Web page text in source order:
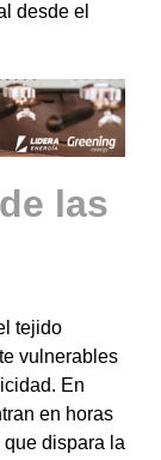
desde el
las
tejido
vulnerables
En
en horas
dispara la